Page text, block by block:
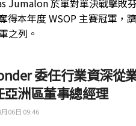
Jumalon 於單對單決戰擊敗
得本年度 WSOP 主賽冠軍，
之列。
委任行業資深從
洲區董事總經理
06日 09:46